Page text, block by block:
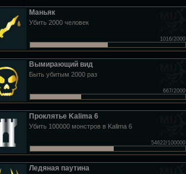
Маньяк
Убить 2000 человек
1016/2000
Вымирающий вид
Быть убитым 2000 раз
667/2000
Проклятье Kalima 6
Убить 100000 монстров в Kalima 6
54622/100000
Ледяная паутина